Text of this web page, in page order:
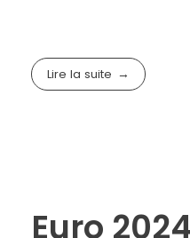
Lire la suite
Euro